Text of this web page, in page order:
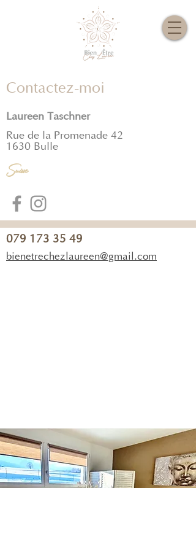
Contactez-moi
Laureen Taschner
Rue de la Promenade 42
1630 Bulle
Suisse
079 173 35 49
bienetrechezlaureen@gmail.com